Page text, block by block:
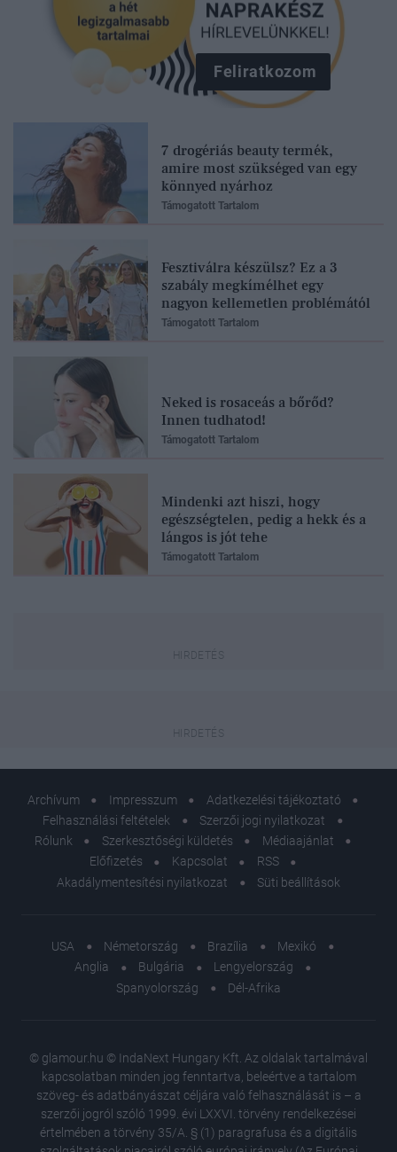
Feliratkozom
7 drogériás beauty termék,
amire most szükséged van egy
könnyed nyárhoz
Támogatott Tartalom
Fesztiválra készülsz? Ez a 3
szabály megkímélhet egy
nagyon kellemetlen problémától
Támogatott Tartalom
Neked is rosaceás a bőrőd?
Innen tudhatod!
Támogatott Tartalom
Mindenki azt hiszi, hogy
egészségtelen, pedig a hekk és a
lángos is jót tehe
Támogatott Tartalom
Archívum Impresszum
Adatkezelési tájékoztató
Felhasználási feltételek
Szerzői jogi nyilatkozat
Rólunk
Szerkesztőségi küldetés
Médiaajánlat
Előfizetés
Kapcsolat
RSS
Akadálymentesítési nyilatkozat
Süti beállítások
USA Németország Brazília
Mexikó
Anglia
Bulgária
Lengyelország
Spanyolország
Dél-Afrika
© glamour.hu © IndaNext Hungary Kft. Az oldalak tartalmával
kapcsolatban minden jog fenntartva, beleértve a tartalom
szöveg- és adatbányászat céljára való felhasználását is – a
szerzői jogról szóló 1999. évi LXXVI. törvény rendelkezései
értelmében a törvény 35/A. § (1) paragrafusa és a digitális